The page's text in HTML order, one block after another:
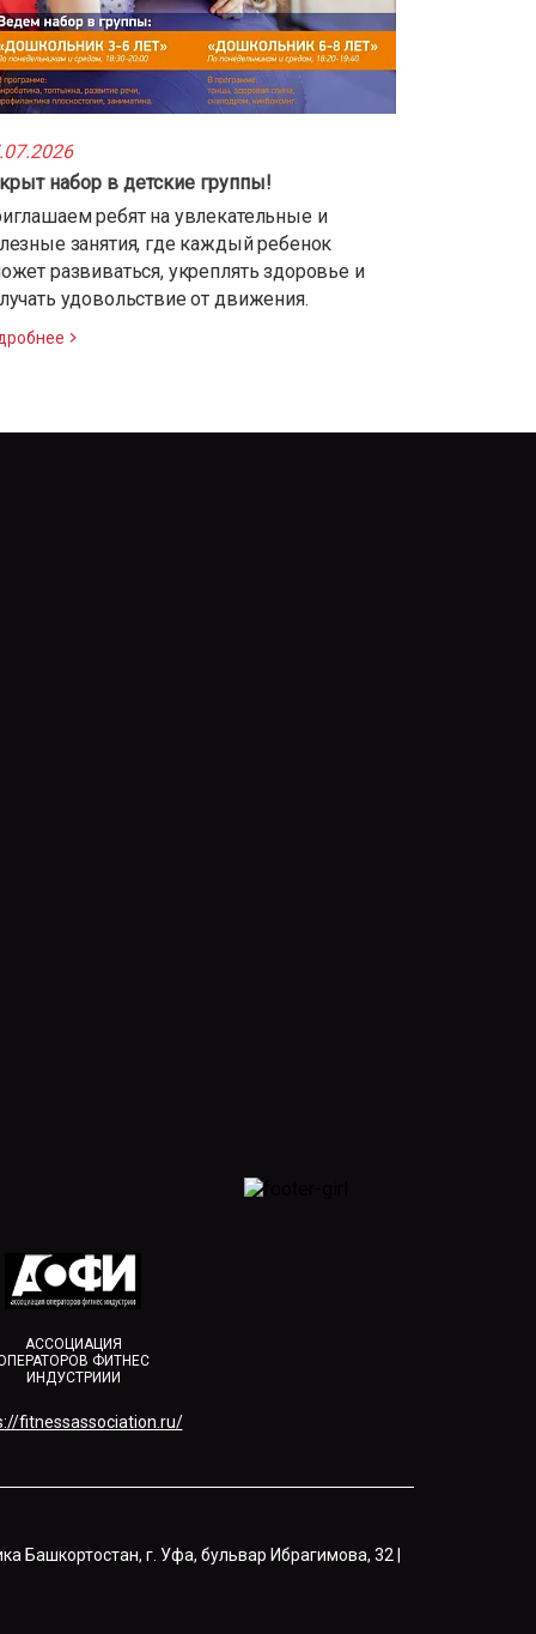
набор в детские группы!
ребят на увлекательные и
занятия, где каждый ребенок
развиваться, укреплять здоровье и
удовольствие от движения.
АССОЦИАЦИЯ
ФИТНЕС
ИНДУСТРИИИ
fitnessassociation.ru/
г. Уфа, бульвар Ибрагимова, 32 |